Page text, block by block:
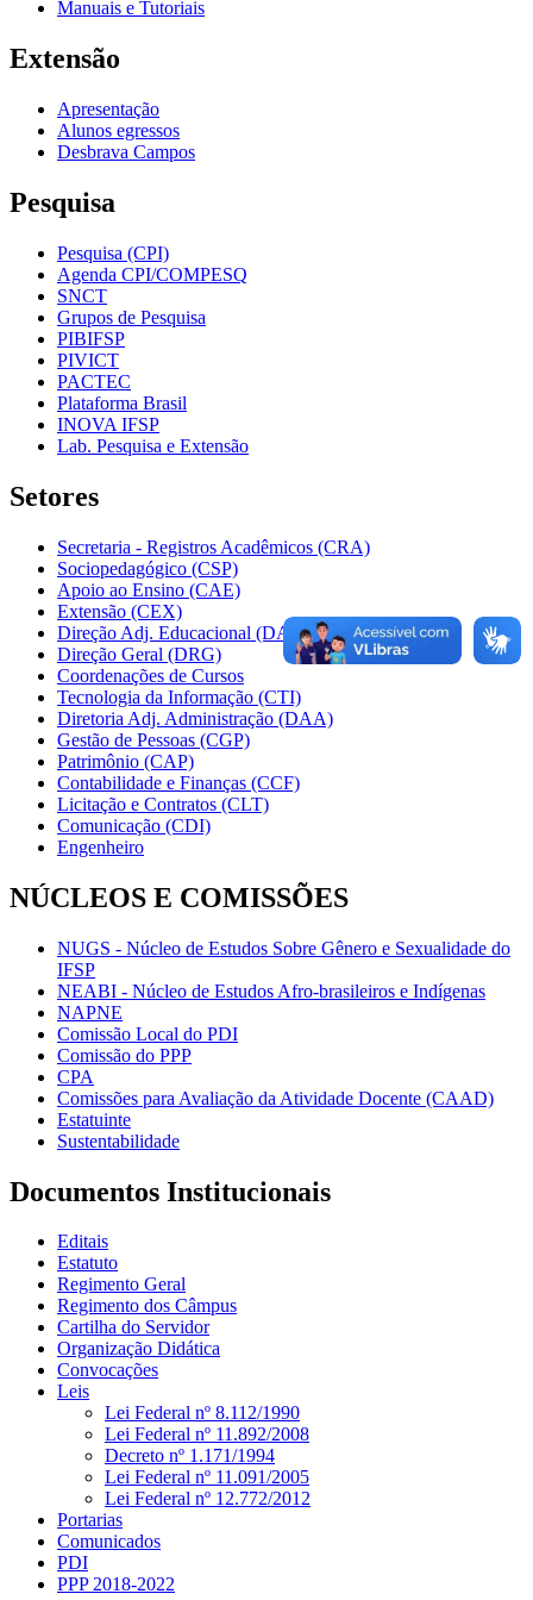
Manuais e Tutoriais
Extensão
Apresentação
Alunos egressos
Desbrava Campos
Pesquisa
Pesquisa (CPI)
Agenda CPI/COMPESQ
SNCT
Grupos de Pesquisa
PIBIFSP
PIVICT
PACTEC
Plataforma Brasil
INOVA IFSP
Lab. Pesquisa e Extensão
Setores
Secretaria - Registros Acadêmicos (CRA)
Sociopedagógico (CSP)
Apoio ao Ensino (CAE)
Extensão (CEX)
Direção Adj. Educacional (DAE)
Direção Geral (DRG)
Coordenações de Cursos
Tecnologia da Informação (CTI)
Diretoria Adj. Administração (DAA)
Gestão de Pessoas (CGP)
Patrimônio (CAP)
Contabilidade e Finanças (CCF)
Licitação e Contratos (CLT)
Comunicação (CDI)
Engenheiro
NÚCLEOS E COMISSÕES
NUGS - Núcleo de Estudos Sobre Gênero e Sexualidade do
IFSP
NEABI - Núcleo de Estudos Afro-brasileiros e Indígenas
NAPNE
Comissão Local do PDI
Comissão do PPP
CPA
Comissões para Avaliação da Atividade Docente (CAAD)
Estatuinte
Sustentabilidade
Documentos Institucionais
Editais
Estatuto
Regimento Geral
Regimento dos Câmpus
Cartilha do Servidor
Organização Didática
Convocações
Leis
Lei Federal nº 8.112/1990
Lei Federal nº 11.892/2008
Decreto nº 1.171/1994
Lei Federal nº 11.091/2005
Lei Federal nº 12.772/2012
Portarias
Comunicados
PDI
PPP 2018-2022